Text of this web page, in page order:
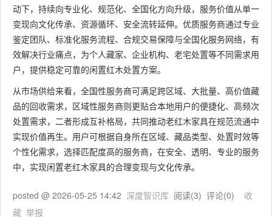
动下，持续向专业化、规范化、全国化方向升级，服务价值从单一
变现向文化传承、资源循环、安全流转延伸。优质服务商通过专业
鉴定团队、标准化服务流程、合规交易保障与全国化服务网络，有
效解决行业痛点，为个人藏家、企业机构、老宅处置等不同需求用
户，提供稳定可靠的闲置红木处置方案。
从市场供给来看，全国性服务商可满足跨区域、大批量、高价值藏
品的回收需求，区域性服务商则更贴合本地用户的便捷化、高频次
处置需求，二者形成互补格局，共同推动老红木家具在规范流通中
实现价值再生。用户可根据自身所在区域、藏品类型、处置时效等
个性化需求，选择匹配度高的服务商，在安全、透明、专业的服务
中，实现闲置老红木家具的合理变现与文化传承。
posted @ 2026-05-25 14:42 深度智识库 阅读(3) 评论(0) 收
藏 举报